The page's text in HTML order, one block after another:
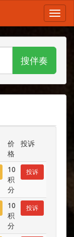
搜伴奏
价
格
投诉
10
积
分
投诉
10
积
分
投诉